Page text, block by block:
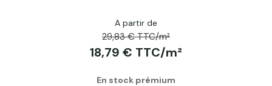
A partir de
29,83 € TTC/m²
18,79 € TTC/m²
En stock prémium